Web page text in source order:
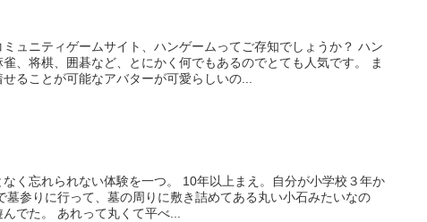
ュニティゲームサイト、ハンゲームってご存知でしょうか？ ハン
、将棋、囲碁など、とにかく何でもあるのでとても人気です。 ま
ることが可能なアバターが可愛らしいの...
く忘れられない体験を一つ。 10年以上まえ。自分が小学校３年か
墓参りに行って、墓の周りに敷き詰めてある丸い小石みたいなの
でた。 あれって丸くて平べ...